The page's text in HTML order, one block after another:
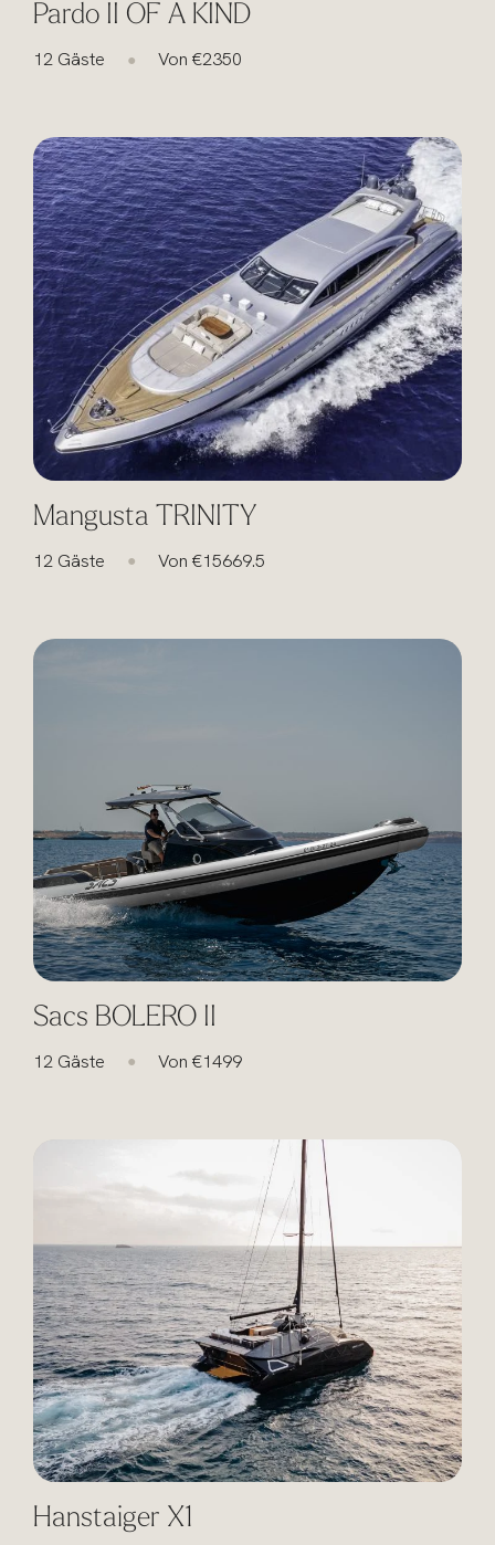
Pardo II OF A KIND
12 Gäste ● Von €2350
Mangusta TRINITY
12 Gäste ● Von €15669.5
Sacs BOLERO II
12 Gäste ● Von €1499
Hanstaiger X1